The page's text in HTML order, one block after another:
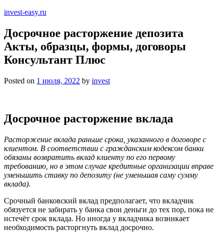
invest-easy.ru
Досрочное расторжение депозита
Акты, образцы, формы, договоры
Консультант Плюс
Posted on 1 июля, 2022 by invest
Досрочное расторжение вклада
Расторжение вклада раньше срока, указанного в договоре с
клиентом. В соответствии с гражданским кодексом банки
обязаны возвратить вклад клиенту по его первому
требованию, но в этом случае кредитные организации вправе
уменьшить ставку по депозиту (не уменьшая саму сумму
вклада).
Срочный банковский вклад предполагает, что вкладчик
обязуется не забирать у банка свои деньги до тех пор, пока не
истечёт срок вклада. Но иногда у вкладчика возникает
необходимость расторгнуть вклад досрочно.